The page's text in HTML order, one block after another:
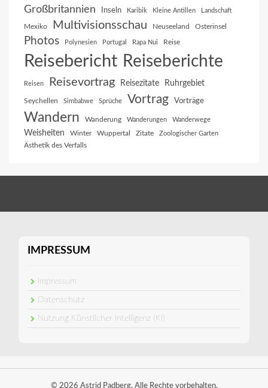
Großbritannien Inseln Karibik Kleine Antillen Landschaft
Mexiko Multivisionsschau Neuseeland Osterinsel
Photos Polynesien Portugal Rapa Nui Reise
Reisebericht Reiseberichte
Reisen Reisevortrag Reisezitate Ruhrgebiet
Seychellen Simbabwe Sprüche Vortrag Vorträge
Wandern Wanderung Wanderungen Wanderwege
Weisheiten Winter Wuppertal Zitate Zoologischer Garten
Ästhetik des Verfalls
IMPRESSUM
Impressum
Datenschutz
Nutzung Künstlicher Intelligenz (KI)
© 2026 Astrid Padberg. Alle Rechte vorbehalten.